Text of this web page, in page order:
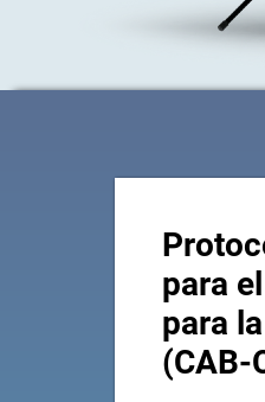
para
para
(CAB-